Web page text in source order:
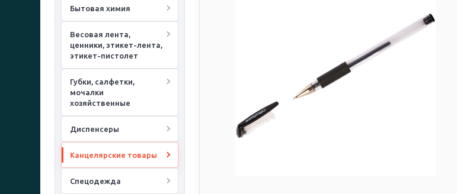
Бытовая химия
Весовая лента,
ценники, этикет-лента,
этикет-пистолет
Губки, салфетки,
мочалки
хозяйственные
Диспенсеры
Канцелярские товары
Спецодежда